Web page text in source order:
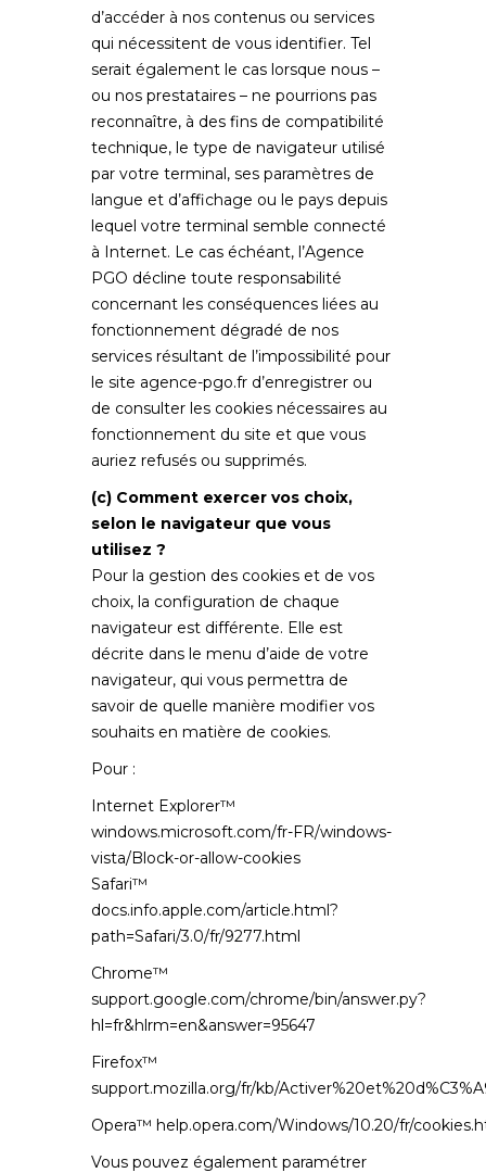
d’accéder à nos contenus ou services
qui nécessitent de vous identifier. Tel
serait également le cas lorsque nous –
ou nos prestataires – ne pourrions pas
reconnaître, à des fins de compatibilité
technique, le type de navigateur utilisé
par votre terminal, ses paramètres de
langue et d’affichage ou le pays depuis
lequel votre terminal semble connecté
à Internet. Le cas échéant, l’Agence
PGO décline toute responsabilité
concernant les conséquences liées au
fonctionnement dégradé de nos
services résultant de l’impossibilité pour
le site agence-pgo.fr d’enregistrer ou
de consulter les cookies nécessaires au
fonctionnement du site et que vous
auriez refusés ou supprimés.
(c) Comment exercer vos choix,
selon le navigateur que vous
utilisez ?
Pour la gestion des cookies et de vos
choix, la configuration de chaque
navigateur est différente. Elle est
décrite dans le menu d’aide de votre
navigateur, qui vous permettra de
savoir de quelle manière modifier vos
souhaits en matière de cookies.
Pour :
Internet Explorer™
windows.microsoft.com/fr-FR/windows-
vista/Block-or-allow-cookies
Safari™
docs.info.apple.com/article.html?
path=Safari/3.0/fr/9277.html
Chrome™
support.google.com/chrome/bin/answer.py?
hl=fr&hlrm=en&answer=95647
Firefox™
support.mozilla.org/fr/kb/
Opera™ help.opera.com/Windows/10.20/fr/
Vous pouvez également paramétrer